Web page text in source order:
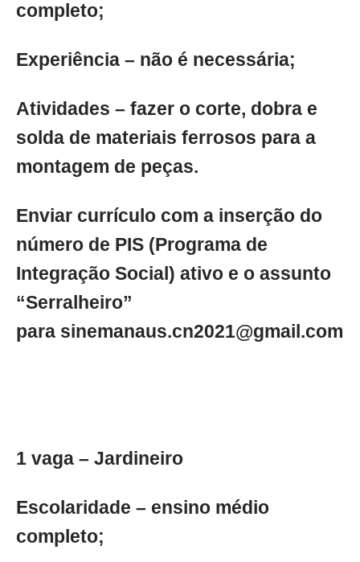
completo;
Experiência – não é necessária;
Atividades – fazer o corte, dobra e
solda de materiais ferrosos para a
montagem de peças.
Enviar currículo com a inserção do
número de PIS (Programa de
Integração Social) ativo e o assunto
“Serralheiro”
para sinemanaus.cn2021@gmail.com
1 vaga – Jardineiro
Escolaridade – ensino médio
completo;